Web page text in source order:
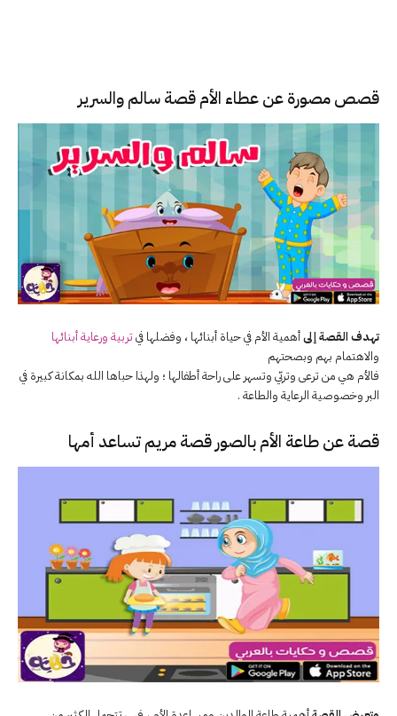
قصص مصورة عن عطاء الأم قصة سالم والسرير
تهدف القصة إلىأهمية الأم في حياة أبنائها ، وفضلها فيتربية ورعاية أبنائها
والاهتمام بهم وبصحتهم
فالأم هي من ترعى وتربّي وتسهر على راحة أطفالها ؛ ولهذا حباها الله بمكانة كبيرة في
البر وخصوصية الرعاية والطاعة .
قصة عن طاعة الأم بالصور قصة مريم تساعد أمها